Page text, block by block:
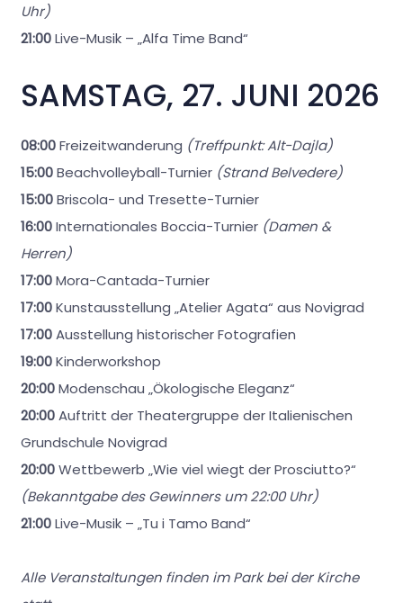
Uhr)
21:00Live-Musik – „Alfa Time Band“
SAMSTAG, 27. JUNI 2026
08:00Freizeitwanderung (Treffpunkt: Alt-Dajla)
15:00Beachvolleyball-Turnier (Strand Belvedere)
15:00Briscola- und Tresette-Turnier
16:00Internationales Boccia-Turnier (Damen &
Herren)
17:00Mora-Cantada-Turnier
17:00Kunstausstellung „Atelier Agata“ aus Novigrad
17:00Ausstellung historischer Fotografien
19:00Kinderworkshop
20:00Modenschau „Ökologische Eleganz“
20:00Auftritt der Theatergruppe der Italienischen
Grundschule Novigrad
20:00Wettbewerb „Wie viel wiegt der Prosciutto?“
(Bekanntgabe des Gewinners um 22:00 Uhr)
21:00Live-Musik – „Tu i Tamo Band“
Alle Veranstaltungen finden im Park bei der Kirche